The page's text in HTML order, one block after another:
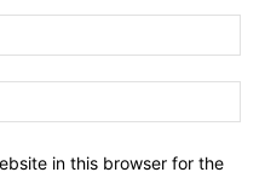
in this browser for the